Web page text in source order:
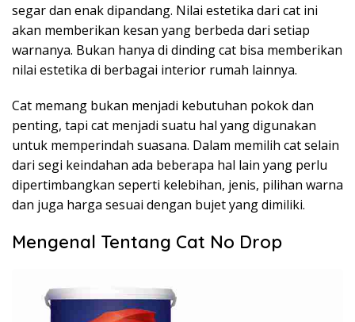
segar dan enak dipandang. Nilai estetika dari cat ini
akan memberikan kesan yang berbeda dari setiap
warnanya. Bukan hanya di dinding cat bisa memberikan
nilai estetika di berbagai interior rumah lainnya.
Cat memang bukan menjadi kebutuhan pokok dan
penting, tapi cat menjadi suatu hal yang digunakan
untuk memperindah suasana. Dalam memilih cat selain
dari segi keindahan ada beberapa hal lain yang perlu
dipertimbangkan seperti kelebihan, jenis, pilihan warna
dan juga harga sesuai dengan bujet yang dimiliki.
Mengenal Tentang Cat No Drop